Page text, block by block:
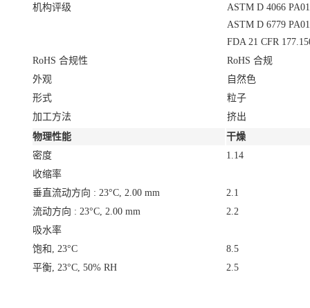
机构评级
ASTM D 4066
ASTM D 6779
FDA 21 CFR
RoHS 合规性
RoHS 合规
外观
自然色
形式
粒子
加工方法
挤出
物理性能
干燥
密度
1.14
收缩率
垂直流动方向 : 23°C, 2.00 mm
2.1
流动方向 : 23°C, 2.00 mm
2.2
吸水率
饱和, 23°C
8.5
平衡, 23°C, 50% RH
2.5